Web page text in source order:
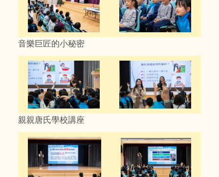
音樂巨匠的小秘密
親親唐氏學校講座